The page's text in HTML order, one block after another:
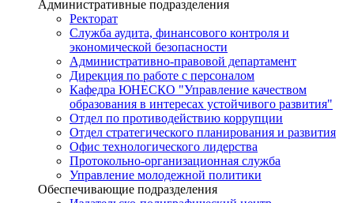
Административные подразделения
Ректорат
Служба аудита, финансового контроля и
экономической безопасности
Административно-правовой департамент
Дирекция по работе с персоналом
Кафедра ЮНЕСКО "Управление качеством
образования в интересах устойчивого развития"
Отдел по противодействию коррупции
Отдел стратегического планирования и развития
Офис технологического лидерства
Протокольно-организационная служба
Управление молодежной политики
Обеспечивающие подразделения